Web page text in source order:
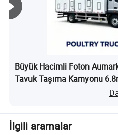
Büyük Hacimli Foton
Tavuk Taşıma Kamyonu
40cbm-45cbm Tavuk, Kaz,
İlgili aramalar